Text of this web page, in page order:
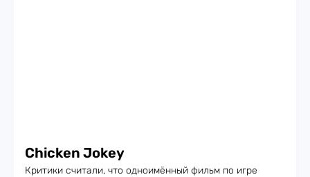
Chicken Jokey
Критики считали, что одноимённый фильм по игре